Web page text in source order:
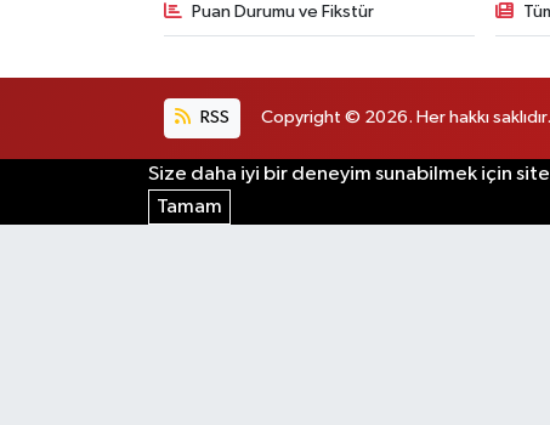
Puan Durumu ve Fikstür
RSS Copyright © 2026. Her hakkı saklıdır.
Size daha iyi bir deneyim sunabilmek için
Tamam